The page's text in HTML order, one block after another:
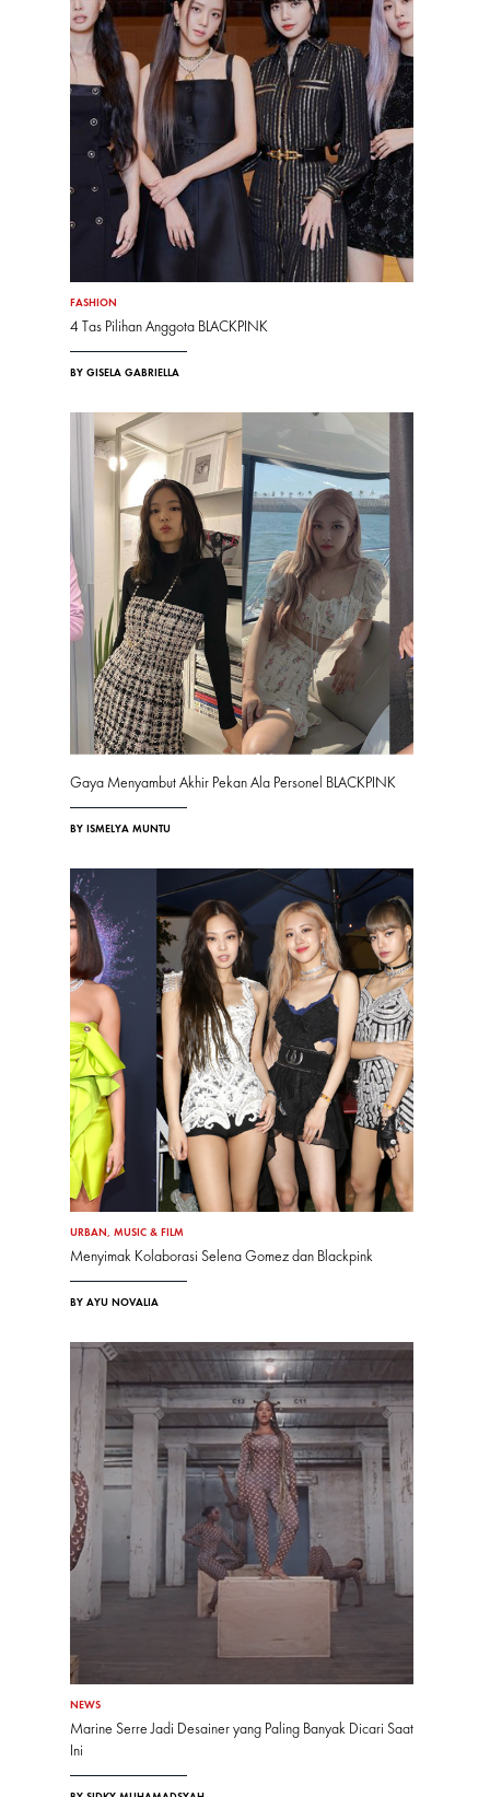
FASHION
4 Tas Pilihan Anggota BLACKPINK
BY GISELA GABRIELLA
Gaya Menyambut Akhir Pekan Ala Personel BLACKPINK
BY ISMELYA MUNTU
URBAN, MUSIC & FILM
Menyimak Kolaborasi Selena Gomez dan Blackpink
BY AYU NOVALIA
NEWS
Marine Serre Jadi Desainer yang Paling Banyak Dicari Saat
Ini